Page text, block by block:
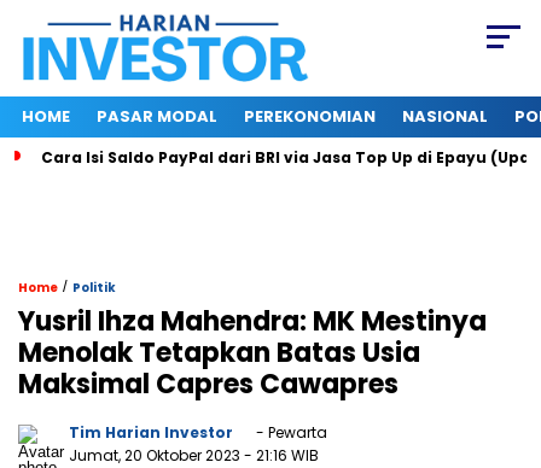
HOME PASAR MODAL PEREKONOMIAN NASIONAL
Cara Isi Saldo PayPal dari BRI via Jasa Top Up di Epayu
Home / Politik
Yusril Ihza Mahendra: MK Mestinya
Menolak Tetapkan Batas Usia
Maksimal Capres Cawapres
Tim Harian Investor
- Pewarta
Jumat, 20 Oktober 2023 - 21:16 WIB